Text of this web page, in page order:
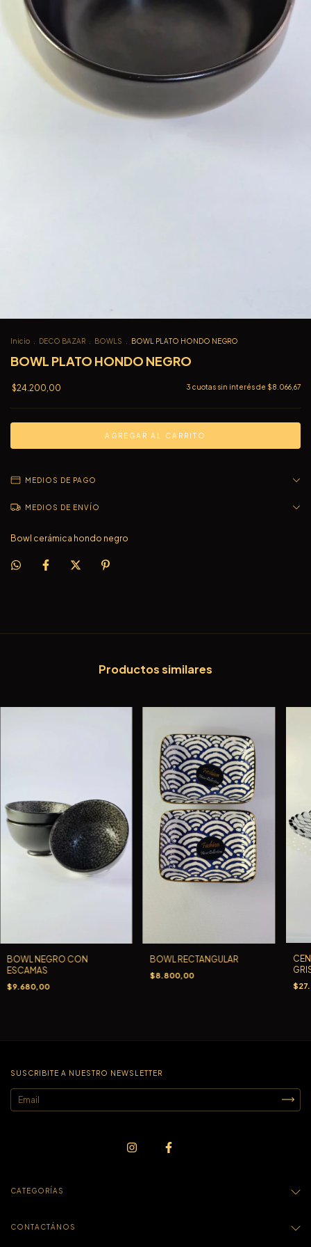
Inicio . DECO BAZAR . BOWLS . BOWL PLATO HONDO NEGRO
BOWL PLATO HONDO NEGRO
$24.200,00 3 cuotas sin interés de $8.066,67
MEDIOS DE PAGO
MEDIOS DE ENVÍO
Bowl cerámica hondo negro
Productos similares
BOWL NEGRO CON
ESCAMAS
$9.680,00
BOWL RECTANGULAR
$8.800,00
SUSCRIBITE A NUESTRO NEWSLETTER
CATEGORÍAS
CONTACTÁNOS